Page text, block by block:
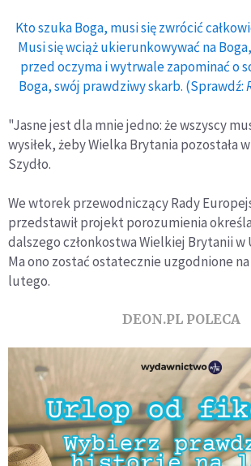
Kto szuka Boga, musi się zwrócić
Musi się wciąż ukierunkowywać na
przed oczyma i wytrwale zapominać o
Boga, swój prawdziwy skarb. (Sprawdź:
"Jasne jest dla mnie jedno: że wszyscy
wysiłek, żeby Wielka Brytania pozostała
Szydło.
We wtorek przewodniczący Rady
przedstawił projekt porozumienia
dalszego członkostwa Wielkiej Brytanii w
Ma ono zostać ostatecznie uzgodnione na
lutego.
DEON.PL POLECA